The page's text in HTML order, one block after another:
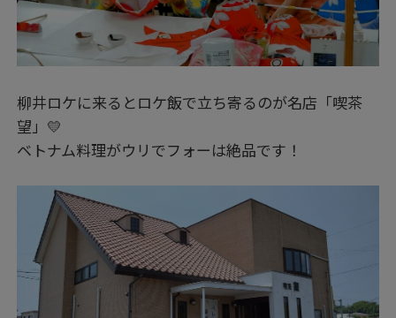
柳井ロケに来るとロケ飯で立ち寄るのが名店「喫茶
望」💛
ベトナム料理がウリでフォーは絶品です！